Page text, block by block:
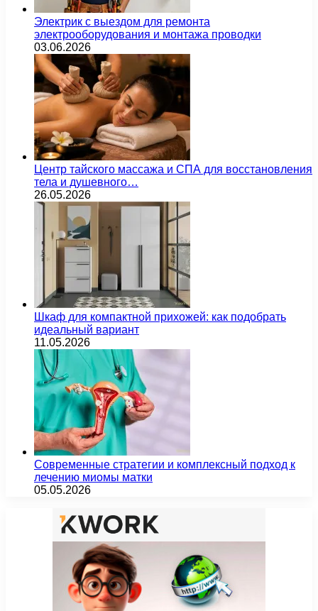
Электрик с выездом для ремонта
электрооборудования и монтажа проводки
03.06.2026
Центр тайского массажа и СПА для восстановления
тела и душевного…
26.05.2026
Шкаф для компактной прихожей: как подобрать
идеальный вариант
11.05.2026
Современные стратегии и комплексный подход к
лечению миомы матки
05.05.2026